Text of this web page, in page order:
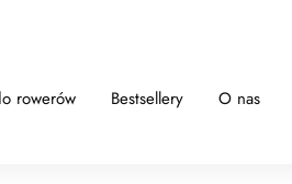
rowerów Bestsellery O nas